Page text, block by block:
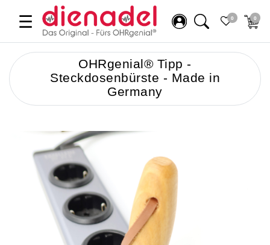
☰ 0 0
OHRgenial® Tipp -
Steckdosenbürste - Made in
Germany